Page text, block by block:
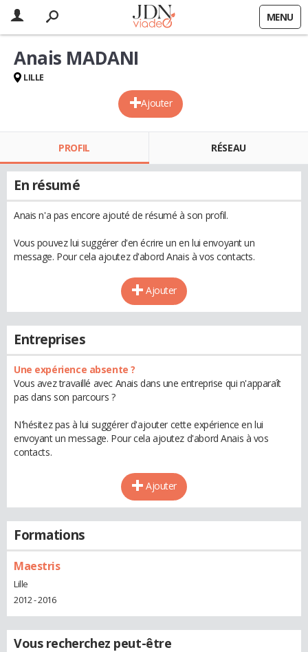
MENU
Ajouter
Anais MADANI
LILLE
PROFIL RÉSEAU
En résumé
Anais n'a pas encore ajouté de résumé à son profil.
Vous pouvez lui suggérer d'en écrire un en lui envoyant un
message. Pour cela ajoutez d'abord Anais à vos contacts.
Ajouter
Entreprises
Une expérience absente ?
Vous avez travaillé avec Anais dans une entreprise qui n'apparaît
pas dans son parcours ?
N'hésitez pas à lui suggérer d'ajouter cette expérience en lui
envoyant un message. Pour cela ajoutez d'abord Anais à vos
contacts.
Ajouter
Formations
Maestris
Lille
2012 - 2016
Vous recherchez peut-être